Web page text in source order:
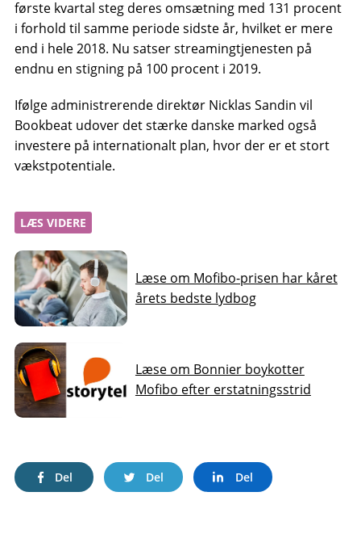
første kvartal steg deres omsætning med 131 procent
i forhold til samme periode sidste år, hvilket er mere
end i hele 2018. Nu satser streamingtjenesten på
endnu en stigning på 100 procent i 2019.
Ifølge administrerende direktør Nicklas Sandin vil
Bookbeat udover det stærke danske marked også
investere på internationalt plan, hvor der er et stort
vækstpotentiale.
LÆS VIDERE
Læse om Mofibo-prisen har kåret
årets bedste lydbog
Læse om Bonnier boykotter
Mofibo efter erstatningsstrid
Del Del Del